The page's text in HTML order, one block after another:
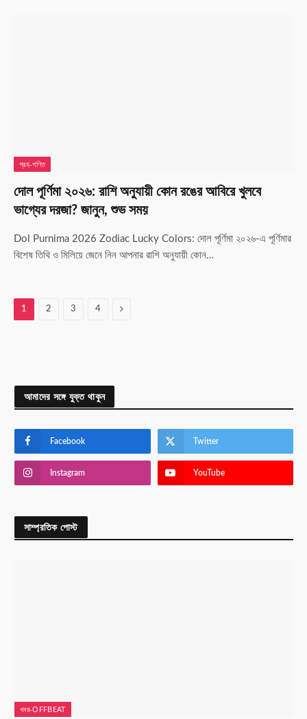
গ্রহ-গণিত
দোল পূর্ণিমা ২০২৬: রাশি অনুযায়ী কোন রঙের আবিরে খুলবে
ভাগ্যের দরজা? জানুন, শুভ সময়
Dol Purnima 2026 Zodiac Lucky Colors: দোল পূর্ণিমা ২০২৬-এ পূর্ণিমার
বিশেষ তিথি ও মিলিয়ে জেনে নিন আপনার রাশি অনুযায়ী কোন…
1 2 3 4 Next
আমাদের সঙ্গে যুক্ত থাকুন
Facebook Twitter
Instagram YouTube
সাম্প্রতিক পোস্ট
খবর-OFFBEAT